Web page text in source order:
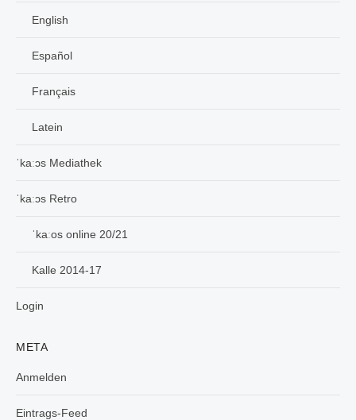
English
Español
Français
Latein
ˈkaːɔs Mediathek
ˈkaːɔs Retro
ˈkaːos online 20/21
Kalle 2014-17
Login
META
Anmelden
Eintrags-Feed